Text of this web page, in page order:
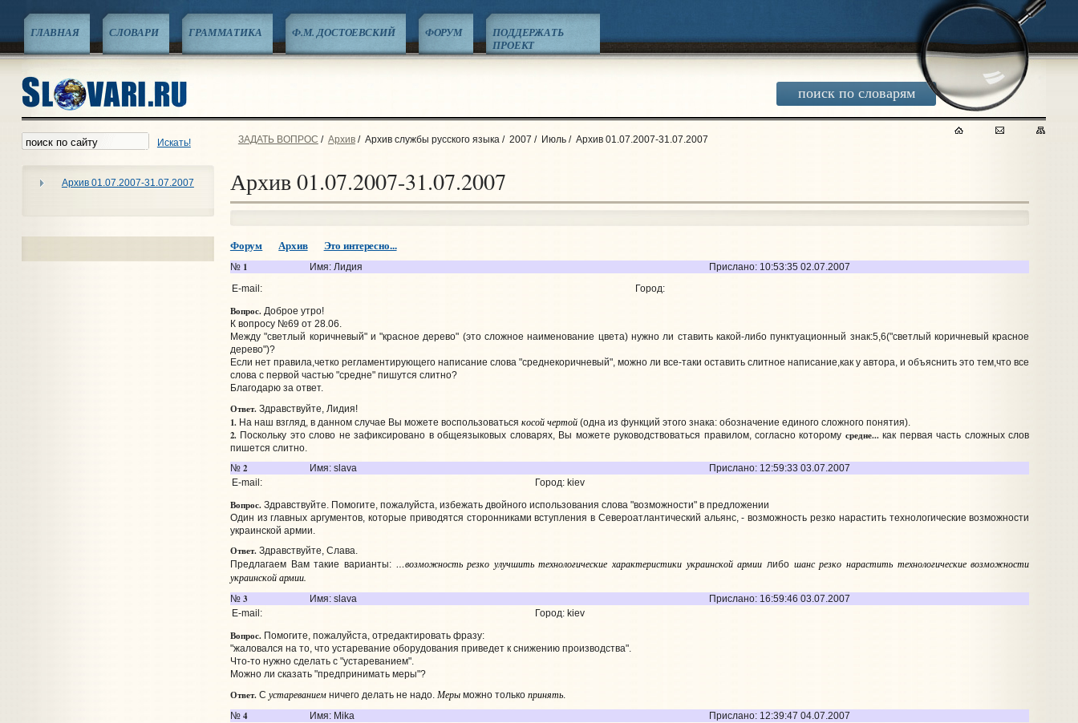
поиск по словарям
ГЛАВНАЯ СЛОВАРИ ГРАММАТИКА Ф.М. ДОСТОЕВСКИЙ ФОРУМ
ПОДДЕРЖАТЬ
ПРОЕКТ
Искать!
Архив 01.07.2007-31.07.2007
ЗАДАТЬ ВОПРОС / Архив/ Архив службы русского языка/ 2007 / Июль/ Архив 01.07.2007-31.07.2007
Архив 01.07.2007-31.07.2007
Форум Архив Это интересно...
№1 Имя: Лидия
Прислано: 10:53:35 02.07.2007
E-mail:
Город:
Вопрос.Доброе утро!
К вопросу №69 от 28.06.
Между "светлый коричневый" и "красное дерево" (это сложное наименование цвета) нужно ли ставить какой-либо пунктуационный знак:5,6("светлый коричневый красное
дерево")?
Если нет правила,четко регламентирующего написание слова "среднекоричневый", можно ли все-таки оставить слитное написание,как у автора, и объяснить это тем,что все
слова с первой частью "средне" пишутся слитно?
Благодарю за ответ.
Ответ. Здравствуйте, Лидия!
1. На наш взгляд, в данном случае Вы можете воспользоваться косой чертой(одна из функций этого знака: обозначение единого сложного понятия).
2. Поскольку это слово не зафиксировано в общеязыковых словарях, Вы можете руководствоваться правилом, согласно которому средне... как первая часть сложных слов
пишется слитно.
№2 Имя: slava
Прислано: 12:59:33 03.07.2007
E-mail:
Город: kiev
Вопрос. Здравствуйте. Помогите, пожалуйста, избежать двойного использования слова "возможности" в предложении
Один из главных аргументов, которые приводятся сторонниками вступления в Североатлантический альянс, - возможность резко нарастить технологические возможности
украинской армии.
Ответ.Здравствуйте, Слава.
Предлагаем Вам такие варианты: …возможность резко улучшить технологические характеристики украинской армии либо шанс резко нарастить технологические возможности
украинской армии.
№3 Имя: slava
Прислано: 16:59:46 03.07.2007
E-mail:
Город: kiev
Вопрос. Помогите, пожалуйста, отредактировать фразу:
"жаловался на то, что устаревание оборудования приведет к снижению производства".
Что-то нужно сделать с "устареванием".
Можно ли сказать "предпринимать меры"?
Ответ.С устареваниемничего делать не надо. Мерыможно только принять.
№4 Имя: Mika
Прислано: 12:39:47 04.07.2007